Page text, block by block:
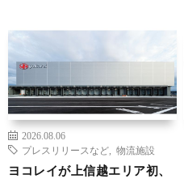
2026.08.06
プレスリリースなど
物流施設
ヨコレイが上信越エリア初、